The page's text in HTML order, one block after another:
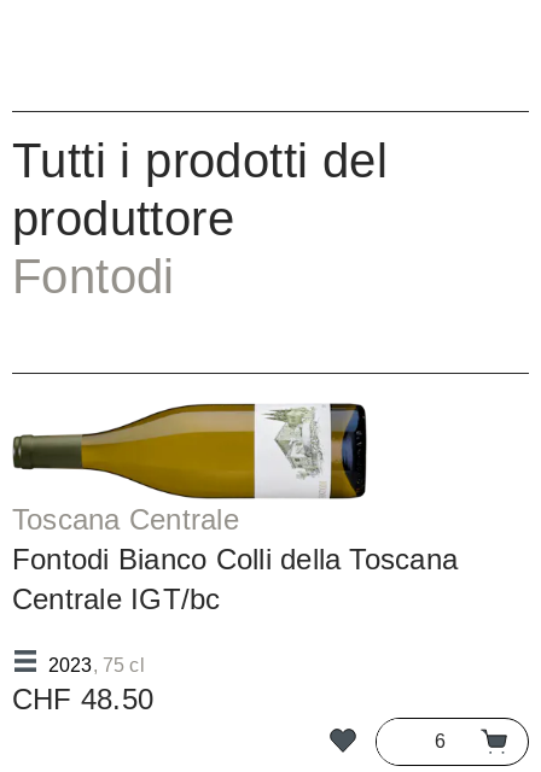
Tutti i prodotti del
produttore
Fontodi
Toscana Centrale
Fontodi Bianco Colli della Toscana
Centrale IGT/bc
2023, 75 cl
CHF 48.50